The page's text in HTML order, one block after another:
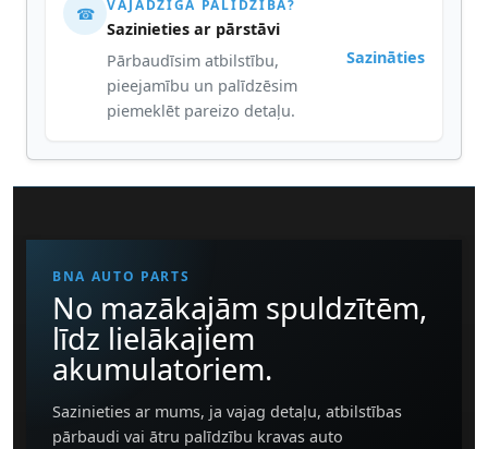
☎ VAJADZĪGA PALĪDZĪBA?
Sazinieties ar pārstāvi
Pārbaudīsim atbilstību,
pieejamību un palīdzēsim
piemeklēt pareizo detaļu.
Sazināties
BNA AUTO PARTS
No mazākajām spuldzītēm,
līdz lielākajiem
akumulatoriem.
Sazinieties ar mums, ja vajag detaļu, atbilstības
pārbaudi vai ātru palīdzību kravas auto